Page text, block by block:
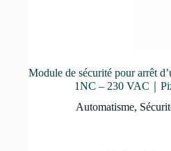
Module de sécurité pour arrêt
1NC – 230 VAC｜
Automatisme,